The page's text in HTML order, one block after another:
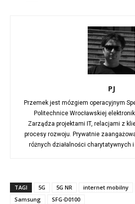
PJ
Przemek jest mózgiem operacyjnym
Politechnice Wrocławskiej
Zarządza projektami IT, relacjami z
procesy rozwoju. Prywatnie
różnych działalności charytatywnych
TAGI 5G 5G NR internet mobilny
Samsung
SFG-D0100